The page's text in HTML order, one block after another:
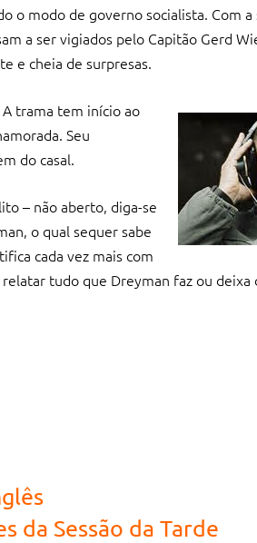
o modo de governo socialista. Com a
a ser vigiados pelo Capitão Gerd
e cheia de surpresas.
trama tem início ao
Seu
do casal.
– não aberto, diga-se
o qual sequer sabe
cada vez mais com
tudo que Dreyman faz ou deixa
da Sessão da Tarde